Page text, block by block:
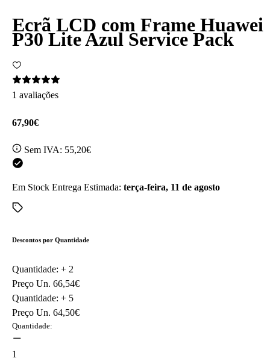
Ecrã LCD com Frame Huawei
P30 Lite Azul Service Pack
1 avaliações
67,90€
Sem IVA: 55,20€
Em Stock Entrega Estimada: terça-feira, 11 de agosto
Descontos por Quantidade
Quantidade: + 2
Preço Un. 66,54€
Quantidade: + 5
Preço Un. 64,50€
Quantidade:
1